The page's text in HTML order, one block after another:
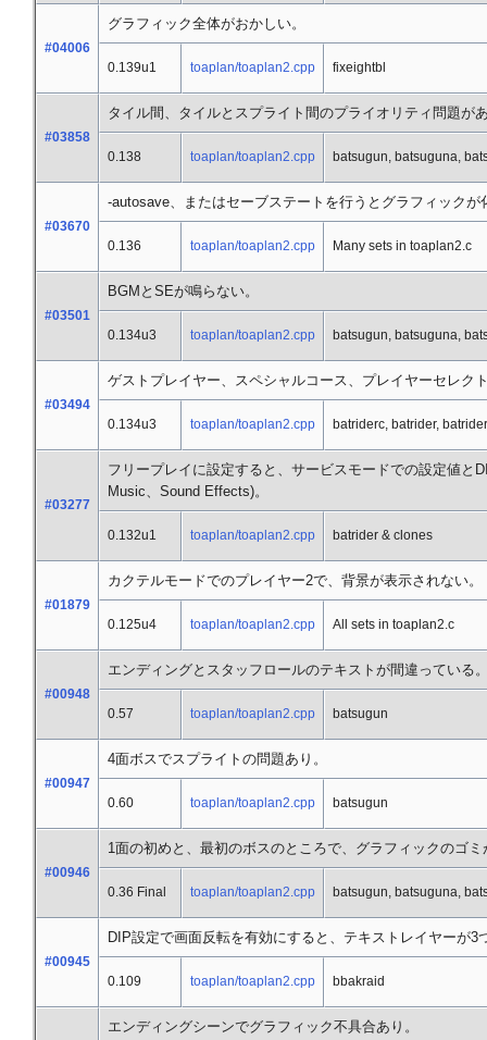
#04006
グラフィック全体がおかしい。
0.139u1 toaplan/toaplan2.cpp fixeightbl
#03858
タイル間、タイルとスプライト間のプライオリティ問題が
0.138 toaplan/toaplan2.cpp batsugun, batsuguna,
#03670
-autosave、またはセーブステートを行うとグラフィックが
0.136 toaplan/toaplan2.cpp Many sets in toaplan2.c
#03501
BGMとSEが鳴らない。
0.134u3 toaplan/toaplan2.cpp batsugun, batsuguna,
#03494
ゲストプレイヤー、スペシャルコース、プレイヤーセレク
0.134u3 toaplan/toaplan2.cpp batriderc, batrider,
#03277
フリープレイに設定すると、サービスモードでの設定値と
Music、Sound Effects)。
0.132u1 toaplan/toaplan2.cpp batrider & clones
#01879
カクテルモードでのプレイヤー2で、背景が表示されない。
0.125u4 toaplan/toaplan2.cpp All sets in toaplan2.c
#00948
エンディングとスタッフロールのテキストが間違っている
0.57 toaplan/toaplan2.cpp batsugun
#00947
4面ボスでスプライトの問題あり。
0.60 toaplan/toaplan2.cpp batsugun
#00946
1面の初めと、最初のボスのところで、グラフィックのゴ
0.36 Final toaplan/toaplan2.cpp batsugun, batsuguna,
#00945
DIP設定で画面反転を有効にすると、テキストレイヤーが3
0.109 toaplan/toaplan2.cpp bbakraid
エンディングシーンでグラフィック不具合あり。